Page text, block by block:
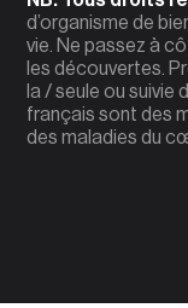
d’organisme de
vie. Ne passez à
les découvertes.
la / seule ou suivie
français sont des
des maladies du